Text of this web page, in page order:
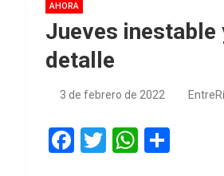
AHORA
Jueves inestable
detalle
3 de febrero de 2022
F
T
W